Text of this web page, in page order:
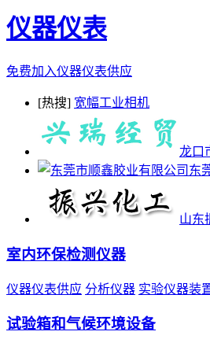
仪器仪表
免费加入仪器仪表供应
[热搜] 宽幅工业相机
龙口
东
山东
室内环保检测仪器
仪器仪表供应 分析仪器 实验仪器装
试验箱和气候环境设备